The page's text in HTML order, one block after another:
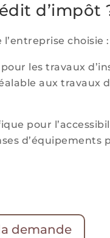
d’impôt
choisie :
les travaux
aux travaux
pour
d’équipements
demande